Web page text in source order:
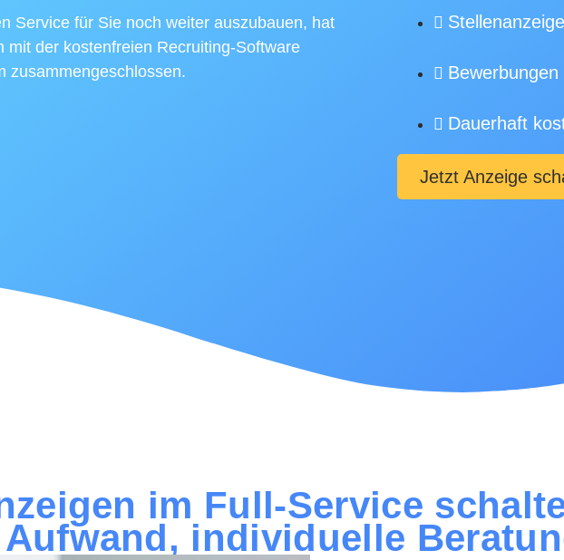
Service für Sie noch weiter auszubauen, hat
mit der kostenfreien Recruiting-Software
zusammengeschlossen.
Dauerhaft
Jetzt Anzeige
im Full-Service
individuelle